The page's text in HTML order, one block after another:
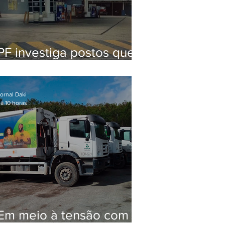
investiga postos que
de secretário
em 2020
meio à tensão com
Daki
10 horas